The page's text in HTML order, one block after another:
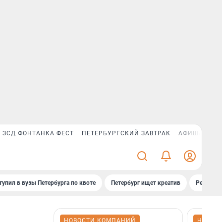
ЗСД ФОНТАНКА ФЕСТ ПЕТЕРБУРГСКИЙ ЗАВТРАК АФИША PLUS
в вузы Петербурга по квоте Петербург ищет креатив
НОВОСТИ КОМПАНИЙ